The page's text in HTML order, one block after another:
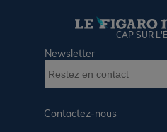
CAP SUR
Newsletter
Contactez-nous